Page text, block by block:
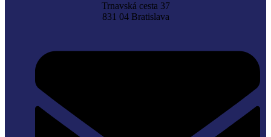
Trnavská cesta 37
831 04 Bratislava